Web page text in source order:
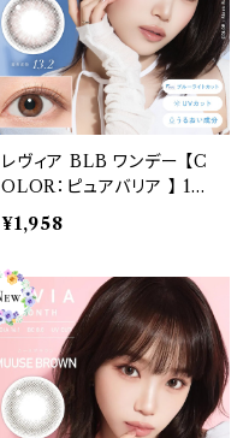
レヴィア BLB ワンデー 【C
OLOR：ピュアバリア 】 1箱
10枚 14.1mm 度なし 度あ
り カラコン Revia BLB 1d
¥1,958